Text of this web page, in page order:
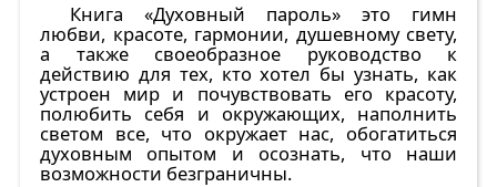
Книга «Духовный пароль» это гимн
любви, красоте, гармонии, душевному свету,
а также своеобразное руководство к
действию для тех, кто хотел бы узнать, как
устроен мир и почувствовать его красоту,
полюбить себя и окружающих, наполнить
светом все, что окружает нас, обогатиться
духовным опытом и осознать, что наши
возможности безграничны.